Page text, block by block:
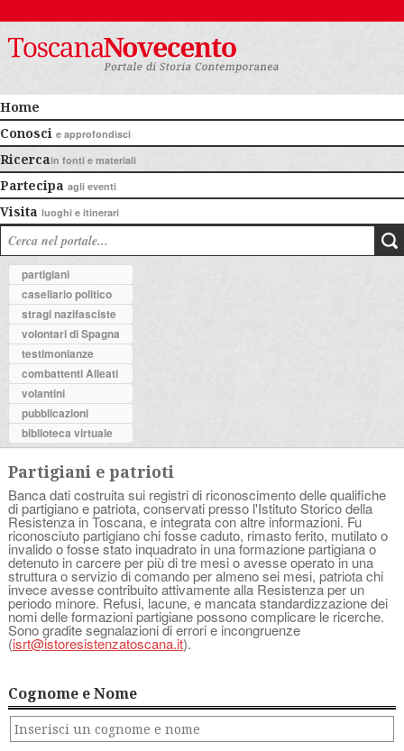
Home
Conosci e approfondisci
Ricercain fonti e materiali
Partecipa agli eventi
Visita luoghi e itinerari
partigiani
casellario politico
stragi nazifasciste
volontari di Spagna
testimonianze
combattenti Alleati
volantini
pubblicazioni
biblioteca virtuale
Partigiani e patrioti
Banca dati costruita sui registri di riconoscimento delle qualifiche
di partigiano e patriota, conservati presso l'Istituto Storico della
Resistenza in Toscana, e integrata con altre informazioni. Fu
riconosciuto partigiano chi fosse caduto, rimasto ferito, mutilato o
invalido o fosse stato inquadrato in una formazione partigiana o
detenuto in carcere per più di tre mesi o avesse operato in una
struttura o servizio di comando per almeno sei mesi, patriota chi
invece avesse contribuito attivamente alla Resistenza per un
periodo minore. Refusi, lacune, e mancata standardizzazione dei
nomi delle formazioni partigiane possono complicare le ricerche.
Sono gradite segnalazioni di errori e incongruenze
(isrt@istoresistenzatoscana.it).
Cognome e Nome